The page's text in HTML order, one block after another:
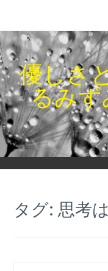
テ
ン
ツ
に
ス
キ
ッ
プ
優しさ
るみ
タグ: 思考